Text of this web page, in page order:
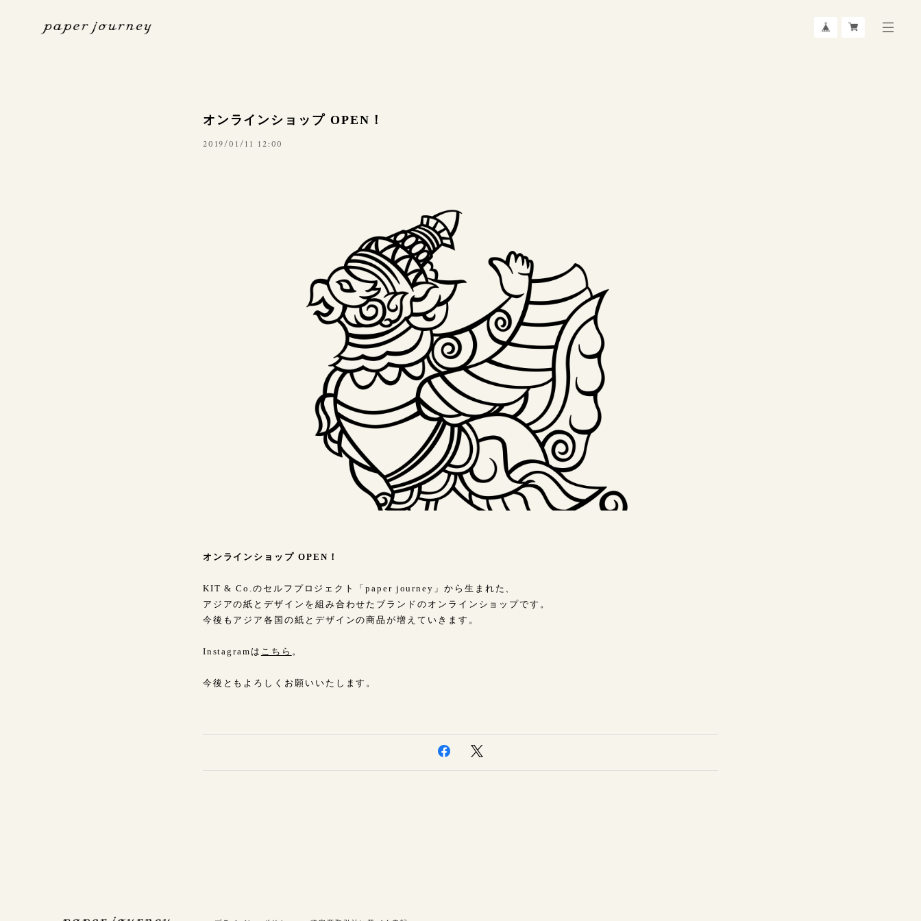
オンラインショップ OPEN！
2019/01/11 12:00
オンラインショップ OPEN！
KIT & Co.のセルフプロジェクト「paper journey」から生まれた、
アジアの紙とデザインを組み合わせたブランドのオンラインショップです。
今後もアジア各国の紙とデザインの商品が増えていきます。
Instagramは こちら 。
今後ともよろしくお願いいたします。